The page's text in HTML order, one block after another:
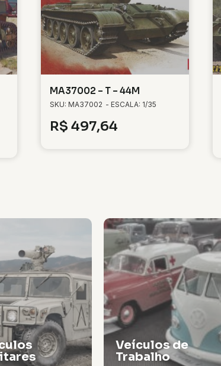
MA37002 – T – 44M
SKU: MA37002 - ESCALA: 1/35
R$ 497,64
de
Vagões e
Locomotivas